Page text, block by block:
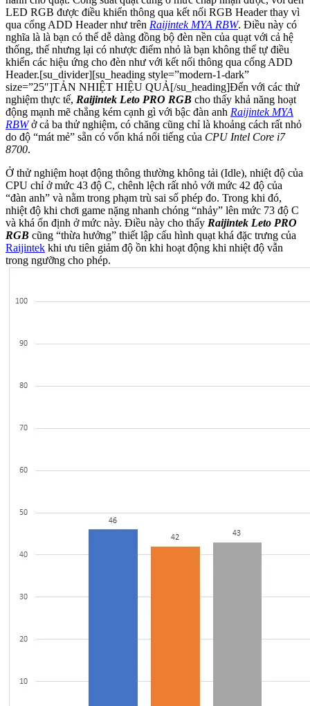
LED RGB được điều khiển thông qua kết nối RGB Header thay vì
qua cổng ADD Header như trên Raijintek MYA RBW. Điều này có
nghĩa là là bạn có thể dễ dàng đồng bộ đèn nền của quạt với cả hệ
thống, thế nhưng lại có nhược điểm nhỏ là bạn không thể tự điều
khiển các hiệu ứng cho đèn như với kết nối thông qua cổng ADD
Header.[su_divider][su_heading style=”modern-1-dark”
size=”25″]TẢN NHIỆT HIỆU QUẢ[/su_heading]Đến với các thử
nghiệm thực tế, Raijintek Leto PRO RGB cho thấy khả năng hoạt
động mạnh mẽ chẳng kém cạnh gì với bậc đàn anh Raijintek MYA
RBWở cả ba thử nghiệm, có chăng cũng chỉ là khoảng cách rất nhỏ
do độ “mát mẻ” sẵn có vốn khá nổi tiếng của CPU Intel Core i7
8700.
Ở thử nghiệm hoạt động thông thường không tải (Idle), nhiệt độ của
CPU chỉ ở mức 43 độ C, chênh lệch rất nhỏ với mức 42 độ của
“đàn anh” và nằm trong phạm trù sai số phép đo. Trong khi đó,
nhiệt độ khi chơi game nặng nhanh chóng “nhảy” lên mức 73 độ C
và khá ổn định ở mức này. Điều này cho thấy Raijintek Leto PRO
RGB cũng “thừa hưởng” thiết lập cấu hình quạt khá đặc trưng của
Raijintek khi ưu tiên giảm độ ồn khi hoạt động khi nhiệt độ vẫn
trong ngưỡng cho phép.